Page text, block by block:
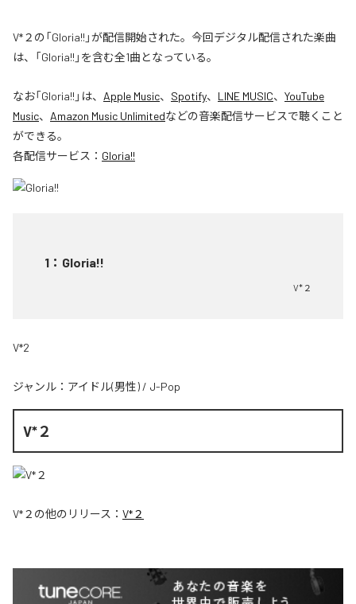
V*２の「Gloria!!」が配信開始された。今回デジタル配信された楽曲
は、「Gloria!!」を含む全1曲となっている。
なお「Gloria!! 」は、 Apple Music、 Spotify、 LINE MUSIC、 YouTube
Music、 Amazon Music Unlimitedなどの音楽配信サービスで聴くこと
ができる。
各配信サービス： Gloria!!
1 ： Gloria!!
V*２
V*2
ジャンル： アイドル(男性) / J-Pop
V*２
V*２ の他のリリース： V*２